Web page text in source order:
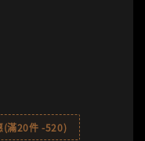
(滿20件 -520)